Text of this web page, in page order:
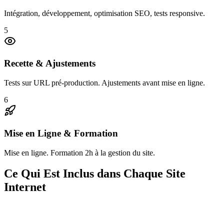
Intégration, développement, optimisation SEO, tests responsive.
5
Recette & Ajustements
Tests sur URL pré-production. Ajustements avant mise en ligne.
6
Mise en Ligne & Formation
Mise en ligne. Formation 2h à la gestion du site.
Ce Qui Est Inclus dans Chaque Site
Internet